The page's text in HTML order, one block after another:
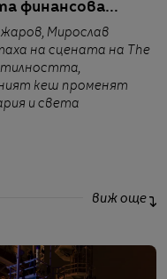
финансова
Мирослав
на сцената на The
кеш променят
и света
виж още